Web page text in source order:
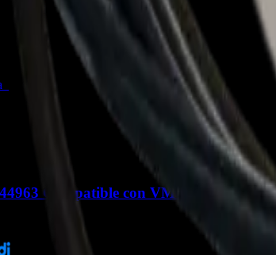
Compatible con VM092C7.UJ0 -